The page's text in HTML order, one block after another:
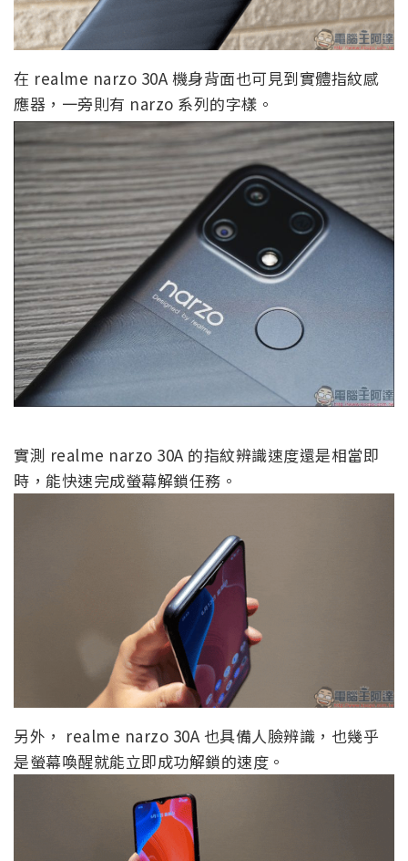
在 realme narzo 30A 機身背面也可見到實體指紋感
應器，一旁則有 narzo 系列的字樣。
實測 realme narzo 30A 的指紋辨識速度還是相當即
時，能快速完成螢幕解鎖任務。
另外， realme narzo 30A 也具備人臉辨識，也幾乎
是螢幕喚醒就能立即成功解鎖的速度。